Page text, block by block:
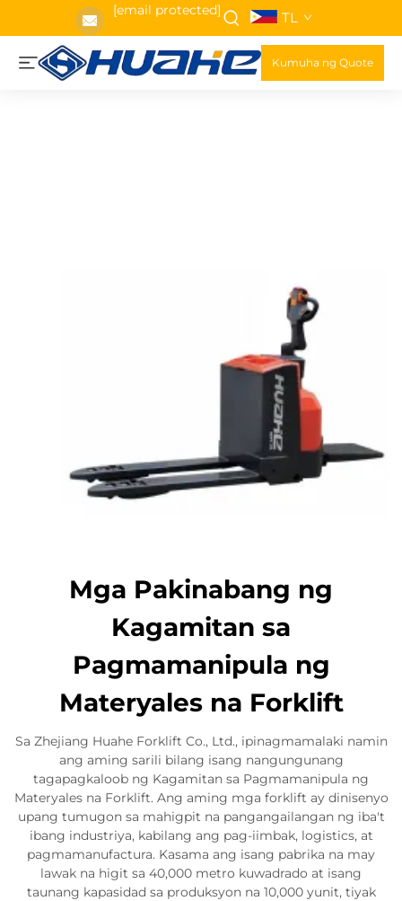
[email protected] TL
Kumuha ng Quote
Mga Pakinabang ng
Kagamitan sa
Pagmamanipula ng
Materyales na Forklift
Sa Zhejiang Huahe Forklift Co., Ltd., ipinagmamalaki namin
ang aming sarili bilang isang nangungunang
tagapagkaloob ng Kagamitan sa Pagmamanipula ng
Materyales na Forklift. Ang aming mga forklift ay dinisenyo
upang tumugon sa mahigpit na pangangailangan ng iba't
ibang industriya, kabilang ang pag-iimbak, logistics, at
pagmamanufactura. Kasama ang isang pabrika na may
lawak na higit sa 40,000 metro kuwadrado at isang
taunang kapasidad sa produksyon na 10,000 yunit, tiyak